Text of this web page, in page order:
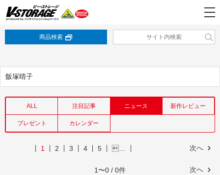
商品検索
飯塚晴子
ALL 注目記事 ニュース 新作レビュー
プレゼント カレンダー
次へ
1 2 3 4 5 …
次へ
1〜0 / 0件